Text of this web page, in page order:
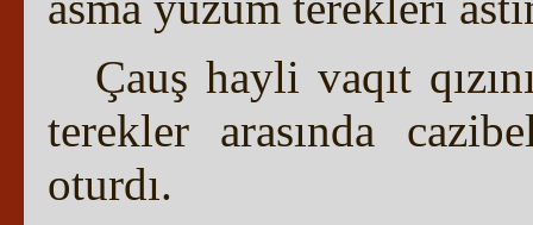
Çauş hayli vaqıt
terekler arasında
oturdı.